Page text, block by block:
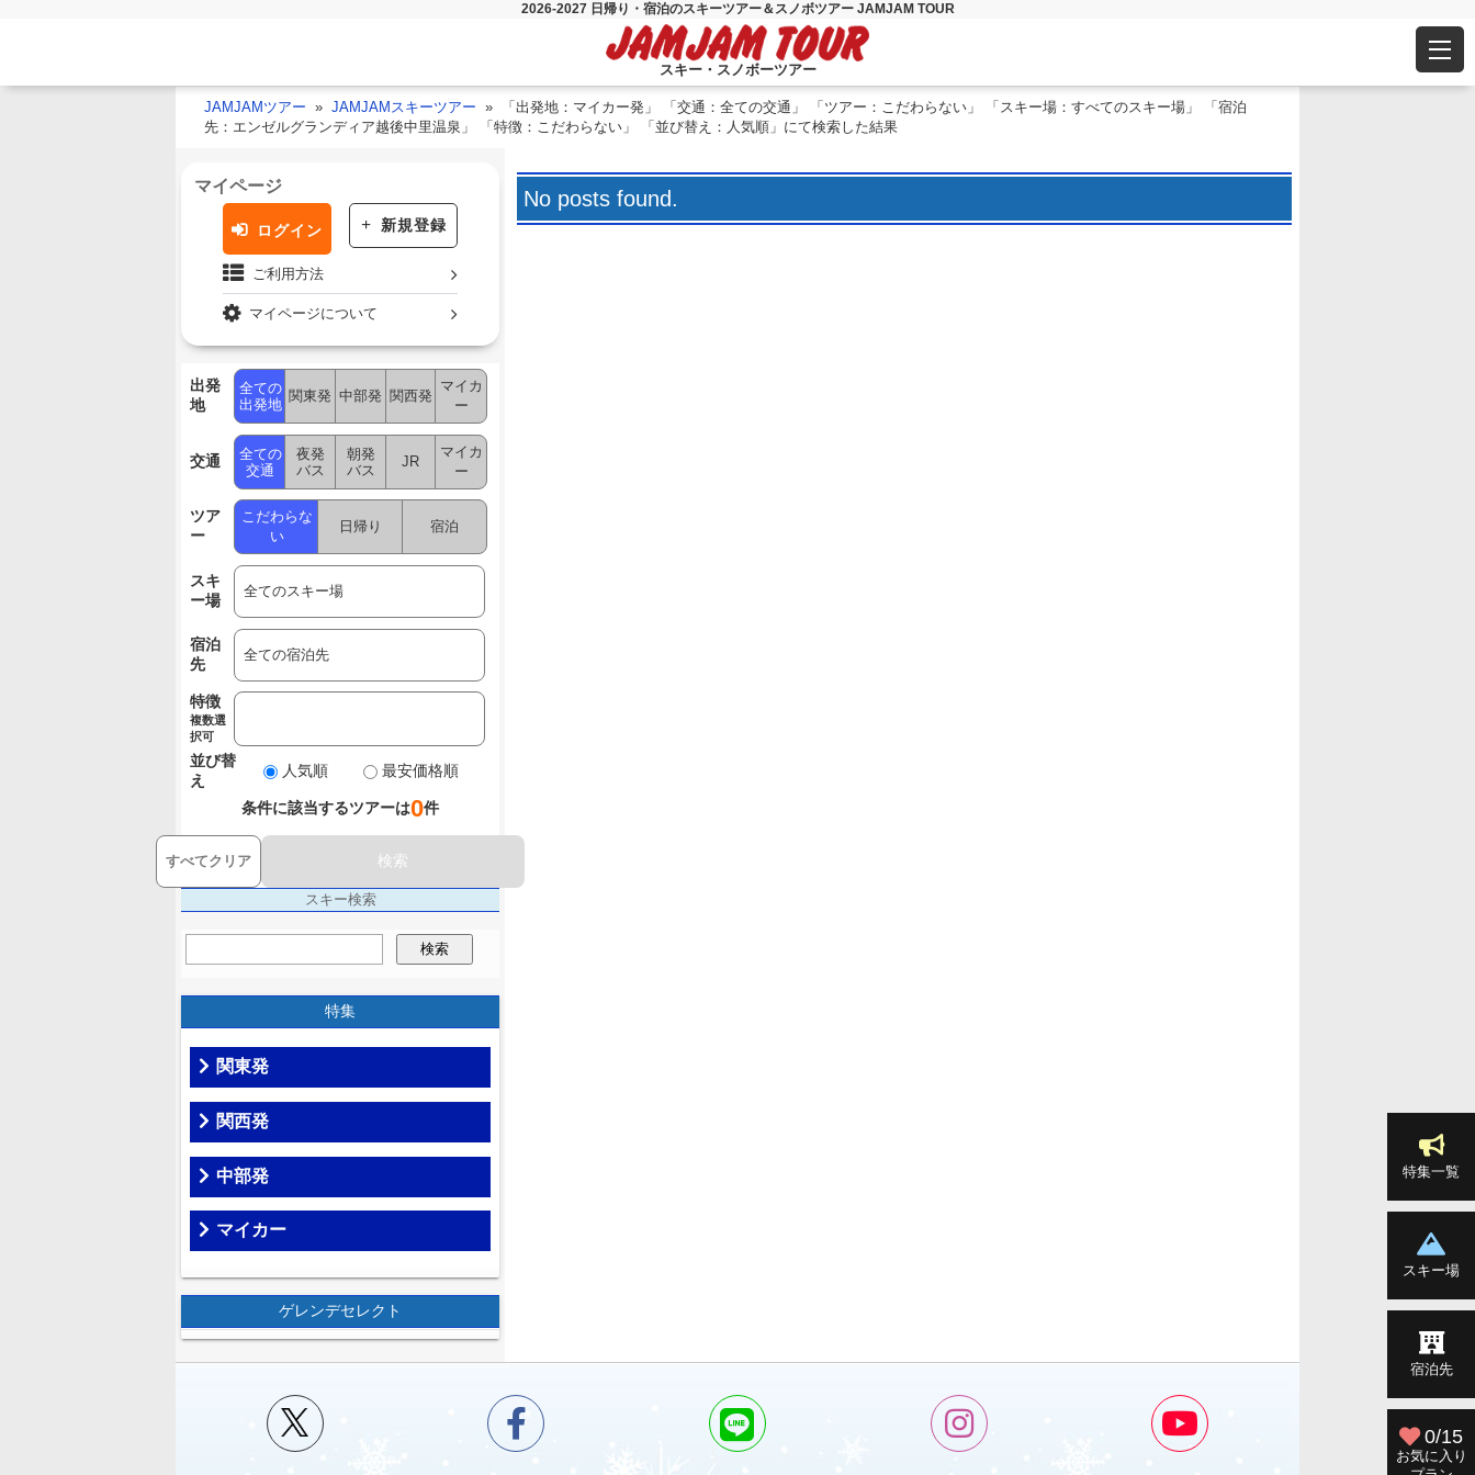
2026-2027 日帰り・宿泊のスキーツアー＆スノボツアー JAMJAM TOUR
スキー・スノボーツアー
JAMJAMツアー JAMJAMスキーツアー
「出発地：マイカー発」 「交通：全ての交通」 「ツアー：こだわらない」 「スキー場：すべてのスキー場」 「宿泊
先：エンゼルグランディア越後中里温泉」 「特徴：こだわらない」 「並び替え：人気順」にて検索した結果
No posts found.
マイページ
ログイン 新規登録
ご利用方法
マイページについて
出発
地
全ての
出発地
関東発 中部発 関西発
マイカ
ー
交通
全ての
交通
夜発
バス
朝発
バス
JR
マイカ
ー
ツア
ー
こだわらな
い
日帰り 宿泊
スキ
ー場
宿泊
先
特徴
複数選
択可
並び替
え
人気順 最安価格順
条件に該当するツアーは0件
すべてクリア 検索
スキー検索
検索
特集
関東発
関西発
中部発
マイカー
ゲレンデセレクト
特集一覧
スキー場
宿泊先
0/15
お気に入り